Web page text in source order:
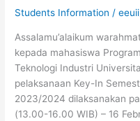
Students Information /
Assalamu’alaikum
kepada mahasiswa
Teknologi Industri
pelaksanaan Key-In
2023/2024 dilaksanakan
(13.00-16.00 WIB) – 16
GENAP
T.A.
2023/2024